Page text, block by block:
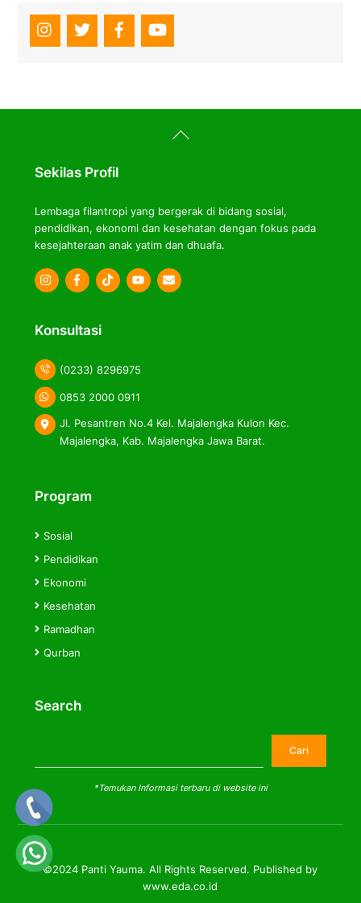
Back
To
Sekilas Profil
Lembaga filantropi yang bergerak di bidang sosial,
pendidikan, ekonomi dan kesehatan dengan fokus pada
kesejahteraan anak yatim dan dhuafa.
Icon
Icon
Icon
Konsultasi
(0233) 8296975
0853 2000 0911
Jl. Pesantren No.4 Kel. Majalengka Kulon Kec.
Majalengka, Kab. Majalengka Jawa Barat.
Program
Sosial
Pendidikan
Ekonomi
Kesehatan
Ramadhan
Qurban
Search
Cari
*Temukan Informasi terbaru di website ini
©2024 Panti Yauma. All Rights Reserved. Published by
www.eda.co.id